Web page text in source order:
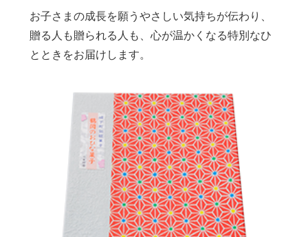
お子さまの成長を願うやさしい気持ちが伝わり、
贈る人も贈られる人も、心が温かくなる特別なひ
とときをお届けします。